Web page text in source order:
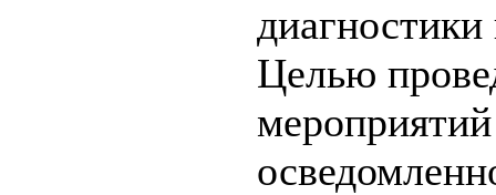
диагностики
Целью